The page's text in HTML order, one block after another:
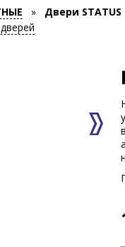
» Двери STATUS